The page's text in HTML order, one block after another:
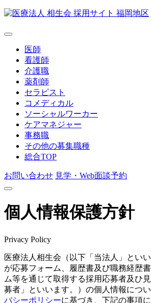
医師
看護師
介護職
薬剤師
セラピスト
コメディカル
ソーシャルワーカー
ケアマネジャー
事務職
その他の募集職種
総合TOP
お問い合わせ 見学・Web面談予約
個人情報保護方針
Privacy Policy
医療法人相生会（以下「当法人」とい
が応募フォーム、履歴書及び職務経歴
ム等を通じて取得する採用応募者及ひ
募者」といいます。）の個人情報につい
バシーポリシーに基づき、下記の事項